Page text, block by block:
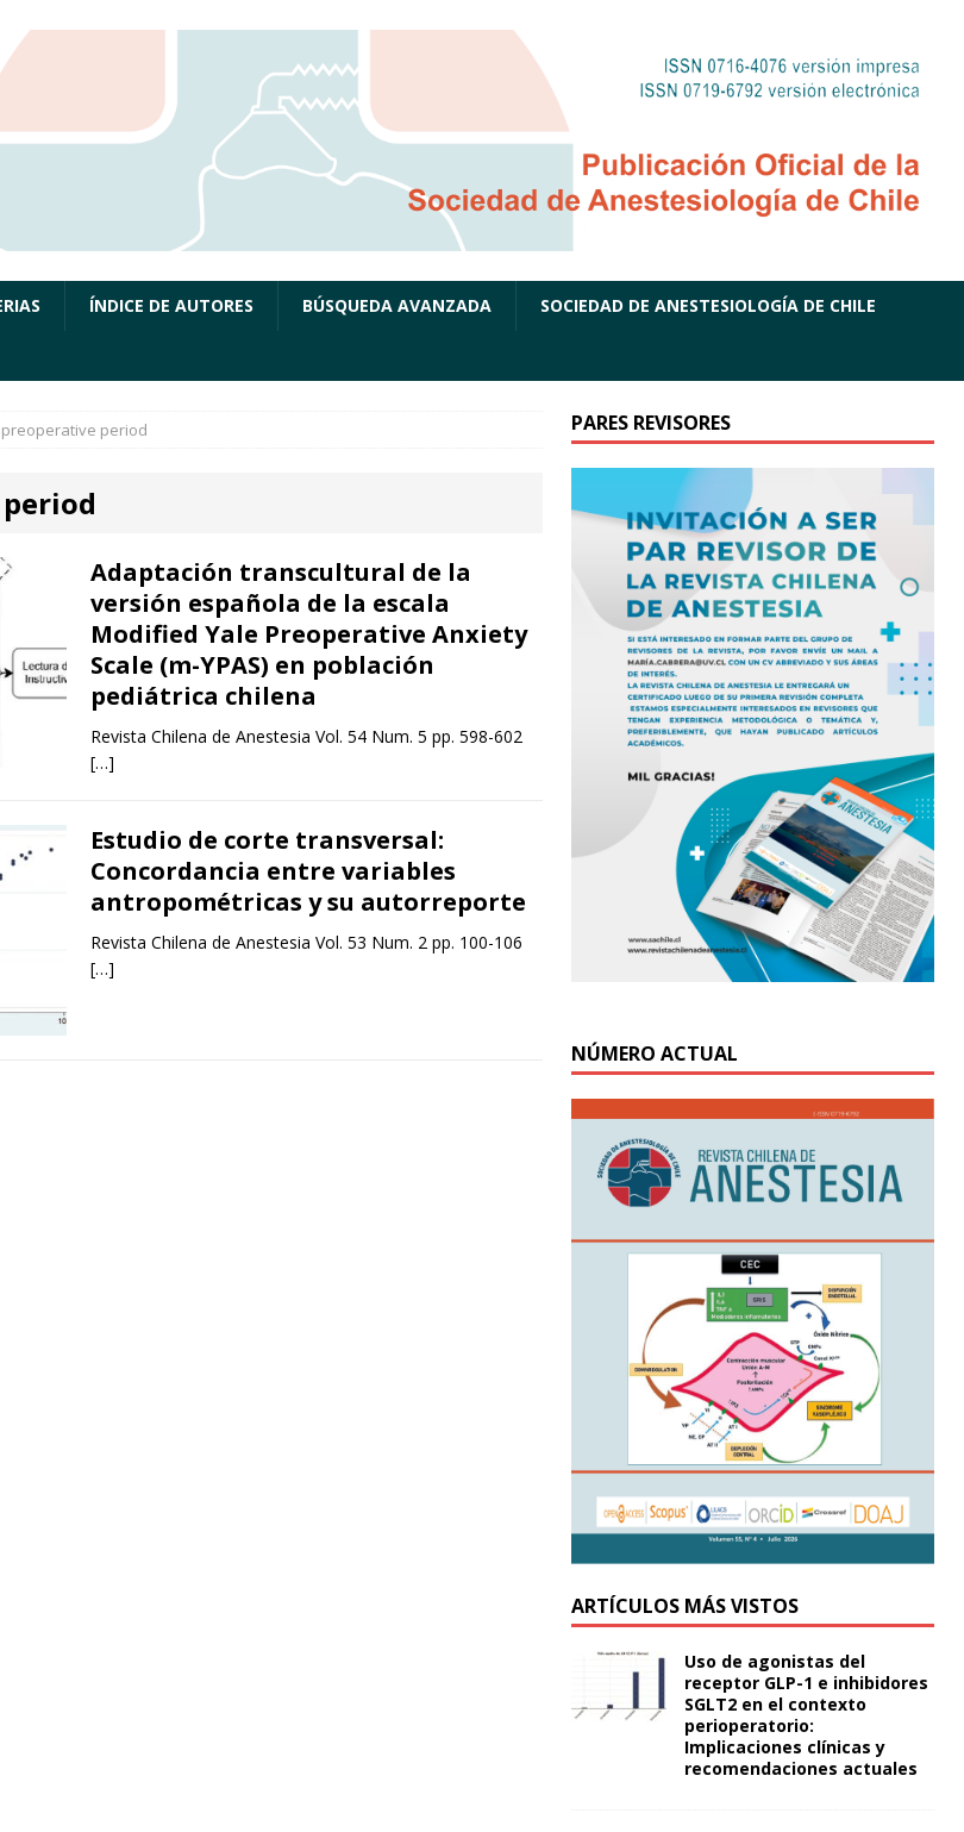
ÍNDICE DE AUTORES BÚSQUEDA AVANZADA SOCIEDAD DE ANESTESIOLOGÍA DE CHILE
preoperative period
Adaptación transcultural de la
versión española de la escala
Modified Yale Preoperative Anxiety
Scale (m-YPAS) en población
pediátrica chilena
Revista Chilena de Anestesia Vol. 54 Num. 5 pp. 598-602
[…]
Estudio de corte transversal:
Concordancia entre variables
antropométricas y su autorreporte
Revista Chilena de Anestesia Vol. 53 Num. 2 pp. 100-106
[…]
PARES REVISORES
NÚMERO ACTUAL
ARTÍCULOS MÁS VISTOS
Uso de agonistas del
receptor GLP-1 e inhibidores
SGLT2 en el contexto
perioperatorio:
Implicaciones clínicas y
recomendaciones actuales